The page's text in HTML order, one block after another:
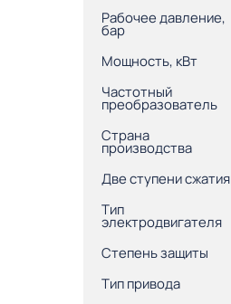
Рабочее давление,
бар
Мощность, кВт
Частотный
преобразователь
Страна
производства
Две ступени сжатия
Тип
электродвигателя
Степень защиты
Тип привода